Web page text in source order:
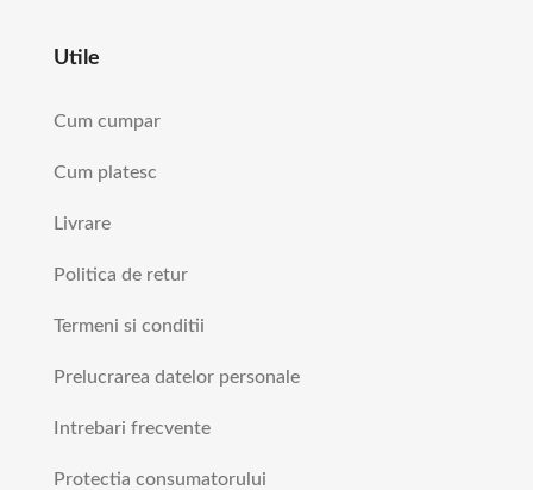
Utile
Cum cumpar
Cum platesc
Livrare
Politica de retur
Termeni si conditii
Prelucrarea datelor personale
Intrebari frecvente
Protectia consumatorului